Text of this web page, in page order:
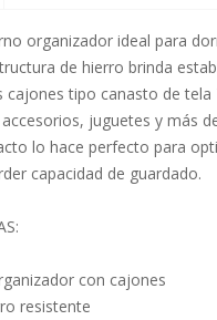
organizador ideal para
de hierro brinda
cajones tipo canasto de
juguetes y más
lo hace perfecto para
capacidad de guardado.
con cajones
resistente